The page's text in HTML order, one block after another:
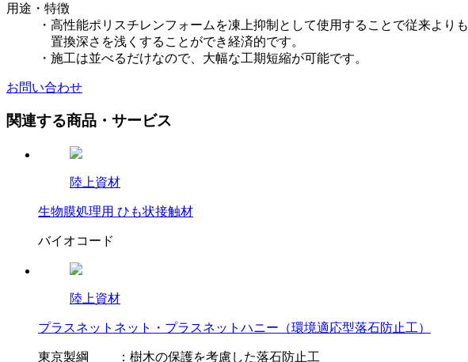
用途・特徴
・高性能ポリスチレンフォームを凍上抑制として使用することで従来よりも
置換深さを浅くすることができ経済的です。
・施工は並べるだけなので、大幅な工期短縮が可能です。
お問い合わせ
関連する商品・サービス
陸上資材
生物膜処理用 ひも状接触材
バイオコード
陸上資材
プラスネットネット・プラスネットハニー（環境適応型落石防止工）
東京製綱 ：樹木の保護を考慮した落石防止工